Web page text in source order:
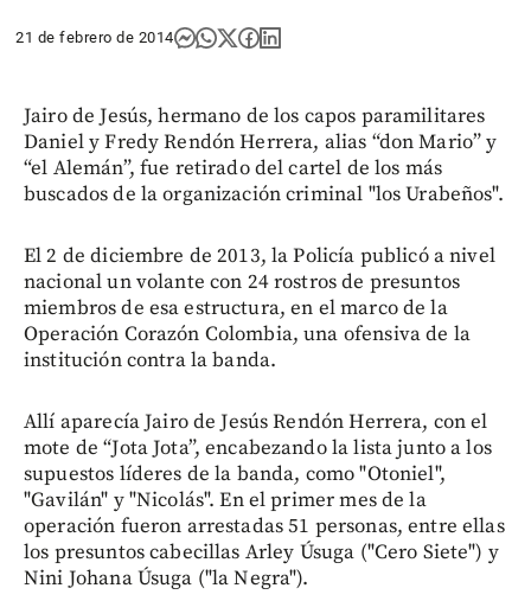
21 de febrero de 2014
Jairo de Jesús, hermano de los capos paramilitares
Daniel y Fredy Rendón Herrera, alias “don Mario” y
“el Alemán”, fue retirado del cartel de los más
buscados de la organización criminal "los Urabeños".
El 2 de diciembre de 2013, la Policía publicó a nivel
nacional un volante con 24 rostros de presuntos
miembros de esa estructura, en el marco de la
Operación Corazón Colombia, una ofensiva de la
institución contra la banda.
Allí aparecía Jairo de Jesús Rendón Herrera, con el
mote de “Jota Jota”, encabezando la lista junto a los
supuestos líderes de la banda, como "Otoniel",
"Gavilán" y "Nicolás". En el primer mes de la
operación fueron arrestadas 51 personas, entre ellas
los presuntos cabecillas Arley Úsuga ("Cero Siete") y
Nini Johana Úsuga ("la Negra").